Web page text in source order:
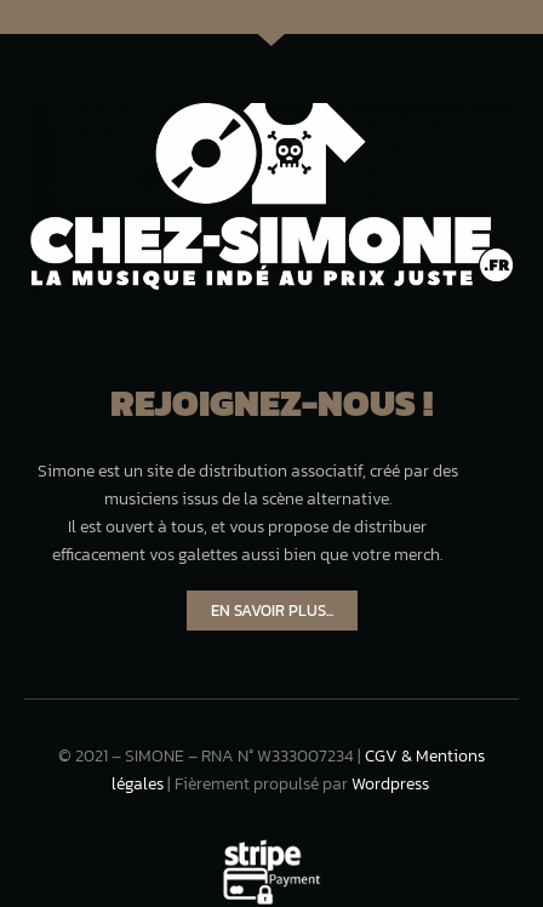
REJOIGNEZ-NOUS !
Simone est un site de distribution associatif, créé par des
musiciens issus de la scène alternative.
Il est ouvert à tous, et vous propose de distribuer
efficacement vos galettes aussi bien que votre merch.
EN SAVOIR PLUS...
© 2021 – SIMONE – RNA N° W333007234 |CGV & Mentions
légales| Fièrement propulsé parWordpress